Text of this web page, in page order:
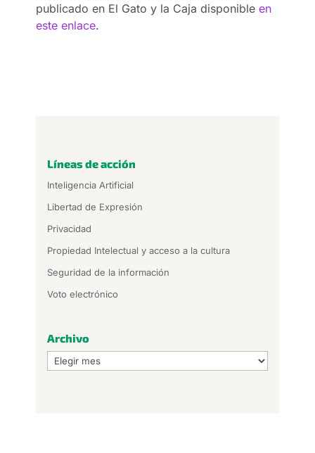
publicado en El Gato y la Caja disponibleen
este enlace.
Líneas de acción
Inteligencia Artificial
Libertad de Expresión
Privacidad
Propiedad Intelectual y acceso a la cultura
Seguridad de la información
Voto electrónico
Archivo
Archivo